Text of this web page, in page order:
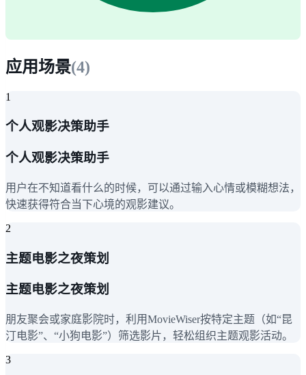
应用场景(4)
1
个人观影决策助手
个人观影决策助手
用户在不知道看什么的时候，可以通过输入心情或模糊想法，
快速获得符合当下心境的观影建议。
2
主题电影之夜策划
主题电影之夜策划
朋友聚会或家庭影院时，利用MovieWiser按特定主题（如“昆
汀电影”、“小狗电影”）筛选影片，轻松组织主题观影活动。
3